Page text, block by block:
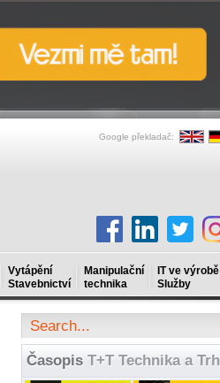
Google překladač:
Vytápění
Stavebnictví
Manipulační
technika
IT ve výrobě
Služby
Časopis T+T Technika a Trh